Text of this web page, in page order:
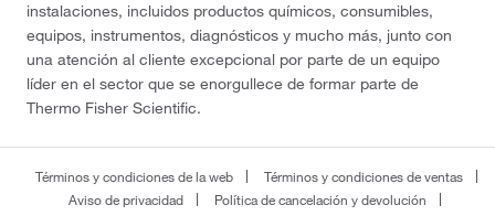
instalaciones, incluidos productos químicos, consumibles,
equipos, instrumentos, diagnósticos y mucho más, junto con
una atención al cliente excepcional por parte de un equipo
líder en el sector que se enorgullece de formar parte de
Thermo Fisher Scientific.
Términos y condiciones de la web
Términos y condiciones de ventas
Aviso de privacidad
Política de cancelación y devolución